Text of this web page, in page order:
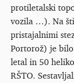
protiletalski
vozila …). Na
pristajalnimi
Portorož) je
letal in 50
RŠTO.